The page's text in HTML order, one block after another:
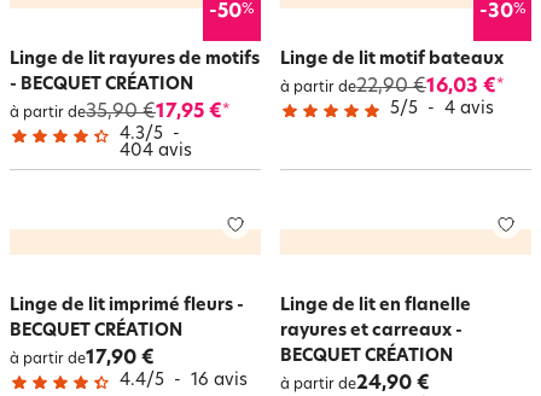
-50%
Linge de lit rayures de motifs
- BECQUET CRÉATION
à partir de35,90 €17,95 €*
4.3/5 -
404 avis
-30%
Linge de lit motif bateaux
à partir de22,90 €16,03 €*
5/5 - 4 avis
Linge de lit imprimé fleurs -
BECQUET CRÉATION
à partir de17,90 €
4.4/5 - 16 avis
Linge de lit en flanelle
rayures et carreaux -
BECQUET CRÉATION
à partir de24,90 €